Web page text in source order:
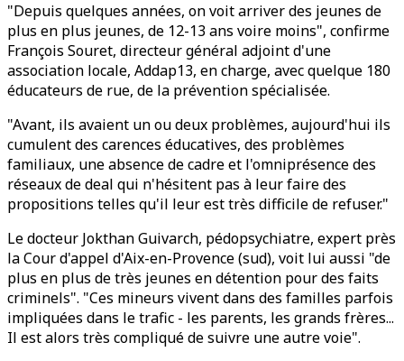
"Depuis quelques années, on voit arriver des jeunes de
plus en plus jeunes, de 12-13 ans voire moins", confirme
François Souret, directeur général adjoint d'une
association locale, Addap13, en charge, avec quelque 180
éducateurs de rue, de la prévention spécialisée.
"Avant, ils avaient un ou deux problèmes, aujourd'hui ils
cumulent des carences éducatives, des problèmes
familiaux, une absence de cadre et l'omniprésence des
réseaux de deal qui n'hésitent pas à leur faire des
propositions telles qu'il leur est très difficile de refuser."
Le docteur Jokthan Guivarch, pédopsychiatre, expert près
la Cour d'appel d'Aix-en-Provence (sud), voit lui aussi "de
plus en plus de très jeunes en détention pour des faits
criminels". "Ces mineurs vivent dans des familles parfois
impliquées dans le trafic - les parents, les grands frères...
Il est alors très compliqué de suivre une autre voie".